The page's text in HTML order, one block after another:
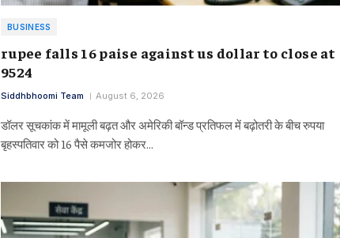
BUSINESS
rupee falls 16 paise against us dollar to close at
9524
Siddhbhoomi Team August 6, 2026
डॉलर सूचकांक में मामूली बढ़त और अमेरिकी बॉन्ड प्रतिफल में बढ़ोतरी के बीच रुपया
बृहस्पतिवार को 16 पैसे कमजोर होकर…